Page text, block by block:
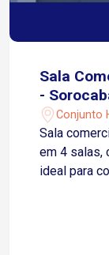
Sala
-
Conjunto
Sala
em 4 salas,
ideal para
principais
Sorocaba,
acesso e